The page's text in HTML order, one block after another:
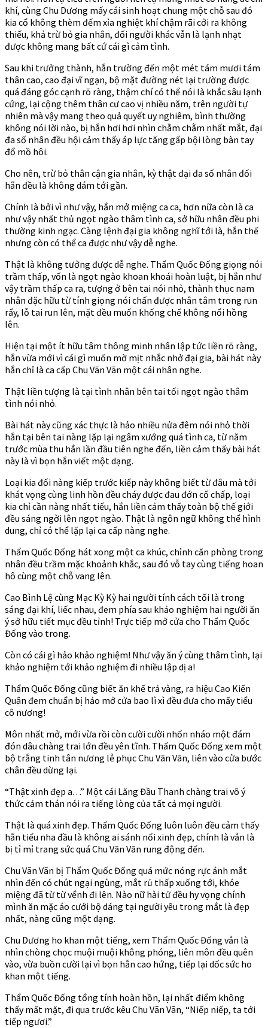
khí, cùng Chu Dương mấy cái sinh hoạt chung một chỗ sau đó
kia cổ không thèm đếm xỉa nghiệt khí chậm rãi cởi ra không
thiếu, khả trừ bỏ gia nhân, đối người khác vẫn là lạnh nhạt
được không mang bất cứ cái gì cảm tình.
Sau khi trưởng thành, hắn trường đến một mét tám mươi tám
thân cao, cao đại vĩ ngạn, bộ mặt đường nét lại trường được
quá đáng góc cạnh rõ ràng, thậm chí có thể nói là khắc sâu lạnh
cứng, lại cộng thêm thân cư cao vị nhiều năm, trên người tự
nhiên mà vậy mang theo quả quyết uy nghiêm, bình thường
không nói lời nào, bị hắn hơi hơi nhìn chằm chằm nhất mắt, đại
đa số nhân đều hội cảm thấy áp lực tăng gấp bội lòng bàn tay
đổ mồ hôi.
Cho nên, trừ bỏ thân cận gia nhân, kỳ thật đại đa số nhân đối
hắn đều là không dám tới gần.
Chính là bởi vì như vậy, hắn mở miệng ca ca, hơn nữa còn là ca
như vậy nhất thủ ngọt ngào thâm tình ca, sở hữu nhân đều phi
thường kinh ngạc. Càng lệnh đại gia không nghĩ tới là, hắn thế
nhưng còn có thể ca được như vậy dễ nghe.
Thật là không tưởng được dễ nghe. Thẩm Quốc Đống giọng nói
trầm thấp, vốn là ngọt ngào khoan khoái hoàn luật, bị hắn như
vậy trầm thấp ca ra, tượng ở bên tai nói nhỏ, thành thục nam
nhân đặc hữu từ tính giọng nói chấn được nhân tâm trong run
rẩy, lỗ tai run lên, mặt đều muốn khống chế không nổi hồng
lên.
Hiện tại một ít hữu tâm thông minh nhân lập tức liền rõ ràng,
hắn vừa mới vì cái gì muốn mờ mịt nhắc nhở đại gia, bài hát này
hắn chỉ là ca cấp Chu Vãn Vãn một cái nhân nghe.
Thật liền tượng là tại tình nhân bên tai tối ngọt ngào thâm
tình nói nhỏ.
Bài hát này cũng xác thực là hảo nhiều nửa đêm nói nhỏ thời
hắn tại bên tai nàng lặp lại ngâm xướng quá tình ca, từ năm
trước mùa thu hắn lần đầu tiên nghe đến, liền cảm thấy bài hát
này là vì bọn hắn viết một dạng.
Loại kia đối nàng kiếp trước kiếp này không biết từ đâu mà tới
khát vọng cùng linh hồn đều cháy được đau đớn cố chấp, loại
kia chỉ cần nàng nhất tiếu, hắn liền cảm thấy toàn bộ thế giới
đều sáng ngời lên ngọt ngào. Thật là ngôn ngữ không thể hình
dung, chỉ có thể lặp lại ca cấp nàng nghe.
Thẩm Quốc Đống hát xong một ca khúc, chỉnh căn phòng trong
nhân đều trầm mặc khoảnh khắc, sau đó vỗ tay cùng tiếng hoan
hô cùng một chỗ vang lên.
Cao Bình Lệ cùng Mạc Kỳ Kỳ hai người tính cách tối là trong
sáng đại khí, liếc nhau, đem phía sau khảo nghiệm hai người ăn
ý sở hữu tiết mục đều tỉnh! Trực tiếp mở cửa cho Thẩm Quốc
Đống vào trong.
Còn có cái gì hảo khảo nghiệm! Như vậy ăn ý cùng thâm tình, lại
khảo nghiệm tới khảo nghiệm đi nhiều lập dị a!
Thẩm Quốc Đống cũng biết ăn khế trả vàng, ra hiệu Cao Kiến
Quân đem chuẩn bị hảo mở cửa bao lì xì đều đưa cho mấy tiểu
cô nương!
Môn nhất mở, mới vừa rồi còn cười cười nhốn nháo một đám
đón dâu chàng trai lớn đều yên tĩnh. Thẩm Quốc Đống xem một
bộ trắng tinh tân nương lễ phục Chu Vãn Vãn, liên vào cửa bước
chân đều dừng lại.
“Thật xinh đẹp a. . .” Một cái Lăng Đầu Thanh chàng trai vô ý
thức cảm thán nói ra tiếng lòng của tất cả mọi người.
Thật là quá xinh đẹp. Thẩm Quốc Đống luôn luôn đều cảm thấy
hắn tiểu nha đầu là không ai sánh nổi xinh đẹp, chính là vẫn là
bị tỉ mỉ trang sức quá Chu Vãn Vãn rung động đến.
Chu Vãn Vãn bị Thẩm Quốc Đống quá mức nóng rực ánh mắt
nhìn đến có chút ngại ngùng, mắt rủ thấp xuống tới, khóe
miệng đã từ từ vểnh đi lên. Nào nữ hài tử đều hy vọng chính
mình ăn mặc áo cưới bộ dáng tại người yêu trong mắt là đẹp
nhất, nàng cũng một dạng.
Chu Dương ho khan một tiếng, xem Thẩm Quốc Đống vẫn là
nhìn chòng chọc muội muội không phóng, liên môn đều quên
vào, vừa buồn cười lại vì bọn hắn cao hứng, tiếp lại dốc sức ho
khan một tiếng.
Thẩm Quốc Đống tổng tính hoàn hồn, lại nhất điểm không
thấy mất mặt, đi qua trước kêu Chu Vãn Vãn, “Niếp niếp, ta tới
tiếp ngươi.”